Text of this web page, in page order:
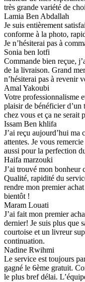
très grande variété de
Lamia Ben Abdallah
Je suis entièrement
conforme à la photo,
Je n’hésiterai pas à
Sonia ben lotfi
Commande bien reçue,
de la livraison. Grand
n’hésiterai pas à revenir
Amal Yakoubi
Votre professionnalisme
plaisir de bénéficier
chez vous et ça ne serait
Issam Ben khlifa
J’ai reçu aujourd’hui ma
attentes. Je vous
aussi pour la perfection
Haifa marzouki
J’ai trouvé mon
Qualité, rapidité du
rendre mon premier
bientôt !
Maram Louati
J’ai fait mon premier
dernier! Je suis plus que
courtoise et un livreur
continuation.
Nadine Rwihmi
Le service est toujours
gagné le 6ème gratuit.
le plus bref délai.